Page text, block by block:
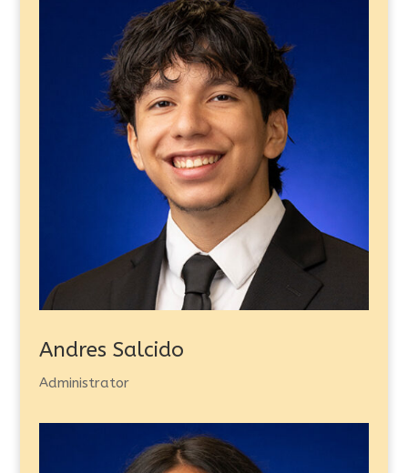
Andres Salcido
Administrator